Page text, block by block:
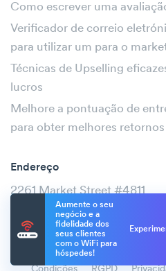
Aumente o seu
negócio e a
fidelidade dos
seus clientes
com o WiFi para
hóspedes!
Como escrever uma
Verificador de correio
para utilizar um para o
Técnicas de Upselling
lucros
Melhore a pontuação de
para obter melhores retornos
Endereço
2261 Market Street #4811
São Francisco, CA 94114